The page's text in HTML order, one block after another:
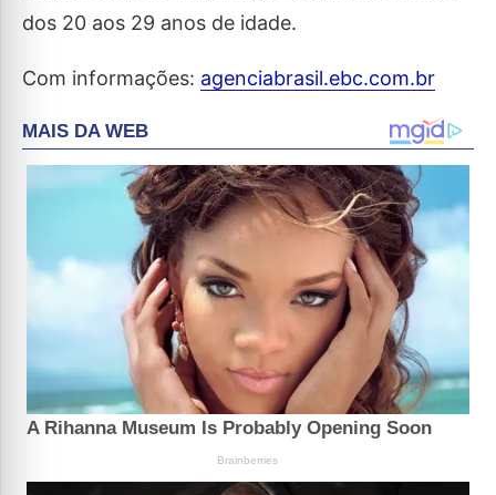
dos 20 aos 29 anos de idade.
Com informações: agenciabrasil.ebc.com.br